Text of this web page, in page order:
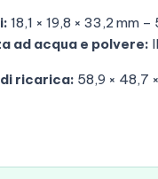
ad acqua e polvere:
18,1 × 19,8 × 33,2 mm
ricarica: 58,9 × 48,7